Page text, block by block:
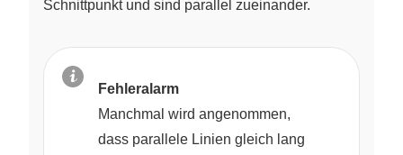
Schnittpunkt und sind parallel zueinander.
Fehleralarm
Manchmal wird angenommen,
dass parallele Linien gleich lang